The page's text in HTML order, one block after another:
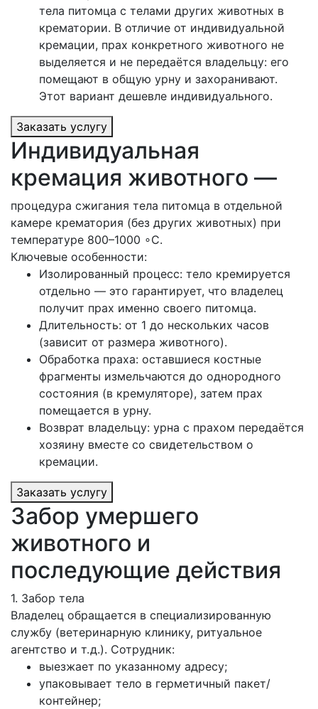
тела питомца с телами других животных в
крематории. В отличие от индивидуальной
кремации, прах конкретного животного не
выделяется и не передаётся владельцу: его
помещают в общую урну и захоранивают.
Этот вариант дешевле индивидуального.
Заказать услугу
Индивидуальная
кремация животного —
процедура сжигания тела питомца в отдельной
камере крематория (без других животных) при
температуре 800–1000 ∘C.
Ключевые особенности:
Изолированный процесс: тело кремируется
отдельно — это гарантирует, что владелец
получит прах именно своего питомца.
Длительность: от 1 до нескольких часов
(зависит от размера животного).
Обработка праха: оставшиеся костные
фрагменты измельчаются до однородного
состояния (в кремуляторе), затем прах
помещается в урну.
Возврат владельцу: урна с прахом передаётся
хозяину вместе со свидетельством о
кремации.
Заказать услугу
Забор умершего
животного и
последующие действия
1. Забор тела
Владелец обращается в специализированную
службу (ветеринарную клинику, ритуальное
агентство и т. д.). Сотрудник:
выезжает по указанному адресу;
упаковывает тело в герметичный пакет/
контейнер;